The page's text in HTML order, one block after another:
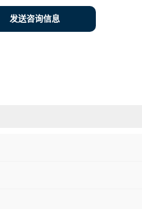
发送咨询信息